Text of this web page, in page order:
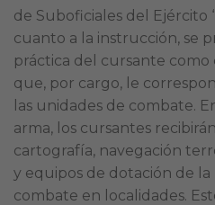
de Suboficiales del Ejército
cuanto a la instrucción, se
práctica del cursante
que, por cargo, le
las unidades de combate.
arma, los cursantes
cartografía, navegación
y equipos de dotación de
combate en localidades.